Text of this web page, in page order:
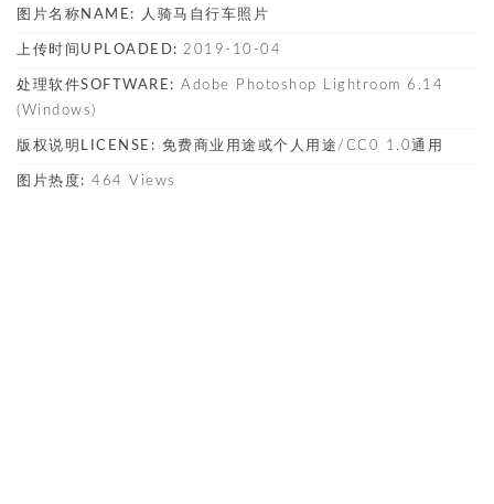
图片名称NAME: 人骑马自行车照片
上传时间UPLOADED: 2019-10-04
处理软件SOFTWARE: Adobe Photoshop Lightroom 6.14
(Windows)
版权说明LICENSE: 免费商业用途或个人用途/CC0 1.0通用
图片热度: 464 Views